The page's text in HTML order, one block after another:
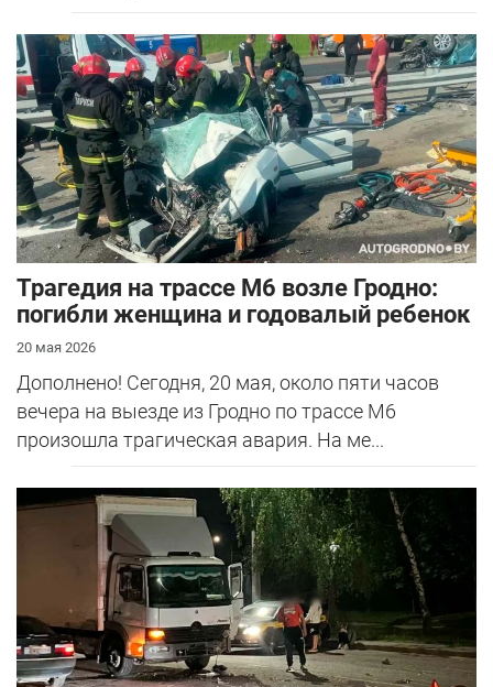
Трагедия на трассе М6 возле Гродно:
погибли женщина и годовалый ребенок
20 мая 2026
Дополнено! Сегодня, 20 мая, около пяти часов
вечера на выезде из Гродно по трассе М6
произошла трагическая авария. На ме...